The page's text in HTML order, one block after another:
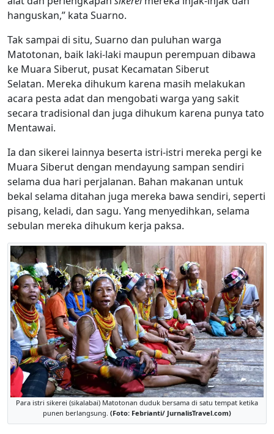
hanguskan,” kata Suarno.
Tak sampai di situ, Suarno dan puluhan warga
Matotonan, baik laki-laki maupun perempuan dibawa
ke Muara Siberut, pusat Kecamatan Siberut
Selatan. Mereka dihukum karena masih melakukan
acara pesta adat dan mengobati warga yang sakit
secara tradisional dan juga dihukum karena punya tato
Mentawai.
Ia dan sikerei lainnya beserta istri-istri mereka pergi ke
Muara Siberut dengan mendayung sampan sendiri
selama dua hari perjalanan. Bahan makanan untuk
bekal selama ditahan juga mereka bawa sendiri, seperti
pisang, keladi, dan sagu. Yang menyedihkan, selama
sebulan mereka dihukum kerja paksa.
Para istri sikerei (sikalabai) Matotonan duduk bersama di satu tempat ketika
punen berlangsung. (Foto: Febrianti/ JurnalisTravel.com)